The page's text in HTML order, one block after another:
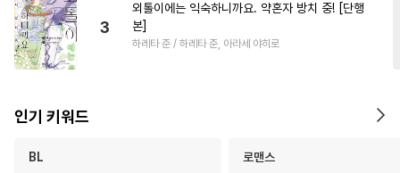
3
외톨이에는 익숙하니까요. 약혼자 방치 중! [단행
본]
하레타 준 / 하레타 준, 아라세 야히로
인기 키워드
BL 로맨스